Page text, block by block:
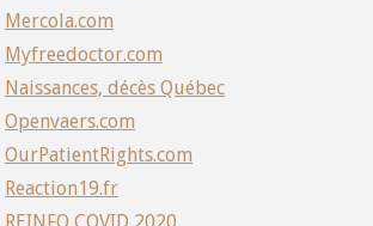
Mercola.com
Myfreedoctor.com
Naissances, décès Québec
Openvaers.com
OurPatientRights.com
Reaction19.fr